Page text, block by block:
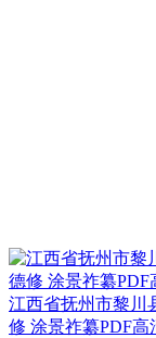
江西省抚州市黎川
修 涂景祚纂PDF